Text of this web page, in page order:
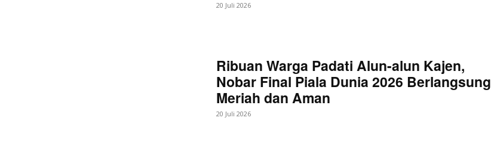
20 Juli 2026
Ribuan Warga Padati Alun-alun Kajen,
Nobar Final Piala Dunia 2026 Berlangsung
Meriah dan Aman
20 Juli 2026